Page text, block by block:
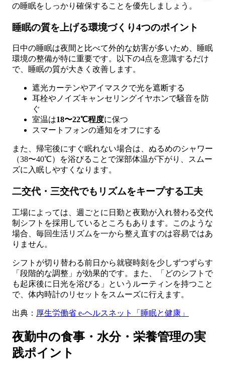
の睡眠をしっかり確保することを優先しましょう。
睡眠の質を上げる環境づくり4つのポイント
日中の睡眠は夜間と比べて外的な妨害が多いため、睡眠
環境の整備が特に重要です。以下の4点を意識するだけ
で、睡眠の質が大きく改善します。
遮光カーテンやアイマスクで光を遮断する
耳栓やノイズキャンセリングイヤホンで騒音を防
ぐ
室温は18〜22℃程度に保つ
スマートフォンの通知をオフにする
また、帰宅後にすぐ眠れない場合は、ぬるめのシャワー
（38〜40℃）を浴びることで深部体温が下がり、スムー
ズに入眠しやすくなります。
二交代・三交代でもリズムをキープする工夫
工場によっては、週ごとに日勤と夜勤が入れ替わる交代
制シフトを採用しているところもあります。このような
場合、毎回生活リズムを一から整え直すのは容易ではあ
りません。
シフトが切り替わる前日から就寝時刻を少しずつずらす
「段階的な調整」が効果的です。また、「どのシフトで
も起床後に日光を浴びる」というルーティンを持つこと
で、体内時計のリセットをスムーズに行えます。
出典： 厚生労働省 e-ヘルスネット「睡眠と健康」
夜勤中の食事・水分・栄養管理の実
践ポイント